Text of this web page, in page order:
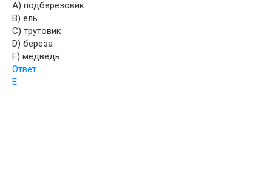
A) подберезовик
B) ель
C) трутовик
D) береза
E) медведь
Ответ
Е